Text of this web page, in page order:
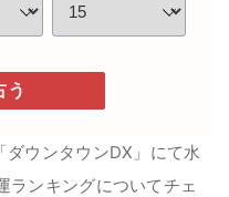
う
ウンタウンDX」にて水
ンキングについてチェ